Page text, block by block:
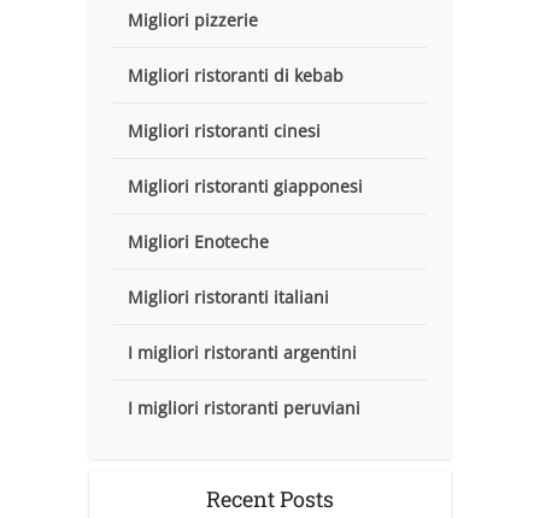
Migliori pizzerie
Migliori ristoranti di kebab
Migliori ristoranti cinesi
Migliori ristoranti giapponesi
Migliori Enoteche
Migliori ristoranti italiani
I migliori ristoranti argentini
I migliori ristoranti peruviani
Recent Posts